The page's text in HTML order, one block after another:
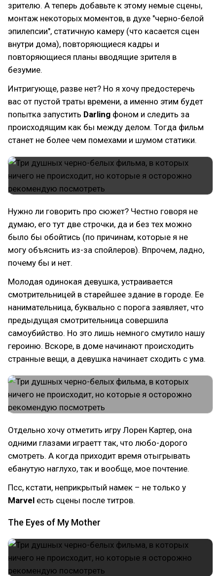
зрителю. А теперь добавьте к этому немые сцены,
монтаж некоторых моментов, в духе "черно-белой
эпилепсии", статичную камеру (что касается сцен
внутри дома), повторяющиеся кадры и
повторяющиеся планы вводящие зрителя в
безумие.
Интригующе, разве нет? Но я хочу предостеречь
вас от пустой траты времени, а именно этим будет
попытка запустить Darling фоном и следить за
происходящим как бы между делом. Тогда фильм
станет не более чем помехами и шумом статики.
Нужно ли говорить про сюжет? Честно говоря не
думаю, его тут две строчки, да и без тех можно
было бы обойтись (по причинам, которые я не
могу объяснить из-за спойлеров). Впрочем, ладно,
почему бы и нет.
Молодая одинокая девушка, устраивается
смотрительницей в старейшее здание в городе. Ее
нанимательница, буквально с порога заявляет, что
предыдущая смотрительница совершила
самоубийство. Но это лишь немного смутило нашу
героиню. Вскоре, в доме начинают происходить
странные вещи, а девушка начинает сходить с ума.
Отдельно хочу отметить игру Лорен Картер, она
одними глазами играетт так, что любо-дорого
смотреть. А когда приходит время отыгрывать
ебанутую наглухо, так и вообще, мое почтение.
Псс, кстати, неприкрытый намек – не только у
Marvel есть сцены после титров.
The Eyes of My Mother